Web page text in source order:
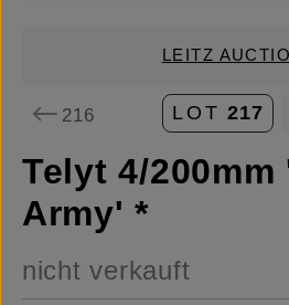
LEITZ
216 LOT 217
Telyt 4/
Army' *
nicht verkauft